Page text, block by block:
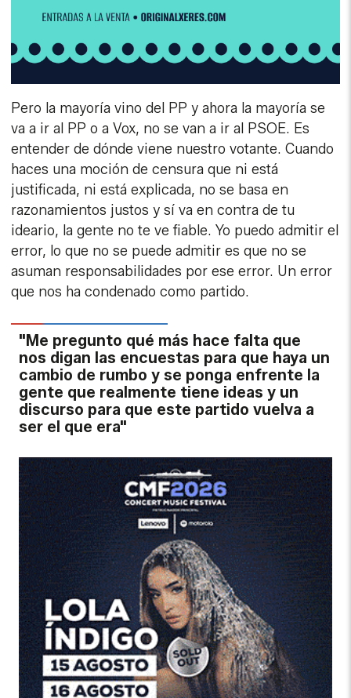
Pero la mayoría vino del PP y ahora la mayoría se
va a ir al PP o a Vox, no se van a ir al PSOE. Es
entender de dónde viene nuestro votante. Cuando
haces una moción de censura que ni está
justificada, ni está explicada, no se basa en
razonamientos justos y sí va en contra de tu
ideario, la gente no te ve fiable. Yo puedo admitir el
error, lo que no se puede admitir es que no se
asuman responsabilidades por ese error. Un error
que nos ha condenado como partido.
"Me pregunto qué más hace falta que
nos digan las encuestas para que haya un
cambio de rumbo y se ponga enfrente la
gente que realmente tiene ideas y un
discurso para que este partido vuelva a
ser el que era"